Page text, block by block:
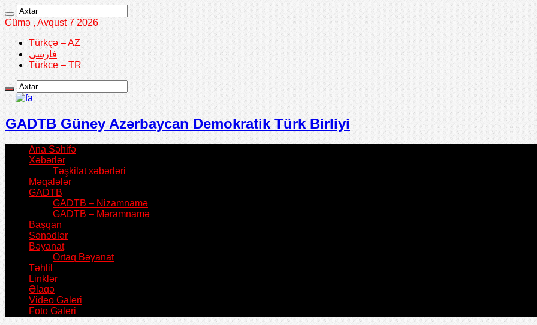
Cümə , Avqust 7 2026
Türkçə – AZ
فارسی
Türkce – TR
GADTB Güney Azərbaycan Demokratik Türk Birliyi
Ana Səhifə
Xəbərlər
Təşkilat xəbərləri
Məqalələr
GADTB
GADTB – Nizamnamə
GADTB – Məramnamə
Başqan
Sənədlər
Bəyanat
Ortaq Bəyanat
Təhlil
Linklər
Əlaqə
Video Galeri
Foto Galeri